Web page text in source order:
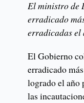
El ministro de
erradicado
erradicadas el
El Gobierno
erradicado
logrado el año
las